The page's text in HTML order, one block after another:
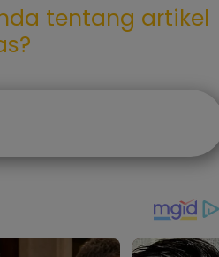
tentang artikel